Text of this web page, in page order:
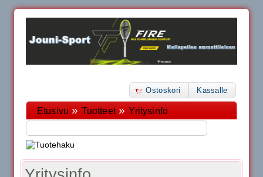
Ostoskori Kassalle
Etusivu » Tuotteet» Yritysinfo